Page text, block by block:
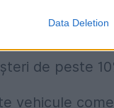
Data Deletion
după
cu 9% în
de peste
vehicule